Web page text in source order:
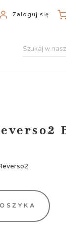
Zaloguj się